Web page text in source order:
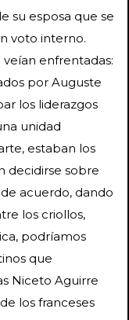
su esposa que se
voto interno.
veían enfrentadas:
por Auguste
los liderazgos
unidad
estaban los
decidirse sobre
acuerdo, dando
los criollos,
podríamos
que
Niceto Aguirre
los franceses